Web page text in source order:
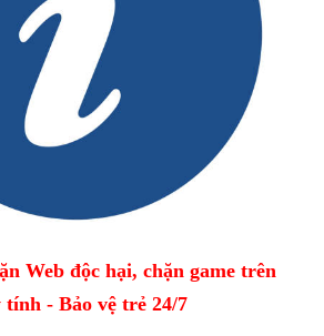
Web độc hại, chặn game trên
tính - Bảo vệ trẻ 24/7